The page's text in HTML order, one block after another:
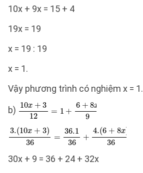
10x + 9x = 15 + 4
19x = 19
x = 19 : 19
x = 1.
Vậy phương trình có nghiệm x = 1.
b)
30x + 9 = 36 + 24 + 32x